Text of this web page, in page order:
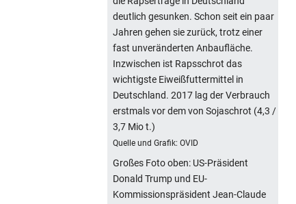
deutlich gesunken. Schon seit ein paar
Jahren gehen sie zurück, trotz einer
fast unveränderten Anbaufläche.
Inzwischen ist Rapsschrot das
wichtigste Eiweißfuttermittel in
Deutschland. 2017 lag der Verbrauch
erstmals vor dem von Sojaschrot (4,3 /
3,7 Mio t.)
Quelle und Grafik: OVID
Großes Foto oben: US-Präsident
Donald Trump und EU-
Kommissionspräsident Jean-Claude